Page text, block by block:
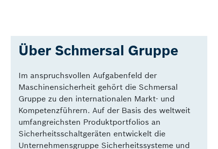
Über Schmersal Gruppe
Im anspruchsvollen Aufgabenfeld der
Maschinensicherheit gehört die Schmersal
Gruppe zu den internationalen Markt- und
Kompetenzführern. Auf der Basis des weltweit
umfangreichsten Produktportfolios an
Sicherheitsschaltgeräten entwickelt die
Unternehmensgruppe Sicherheitssysteme und